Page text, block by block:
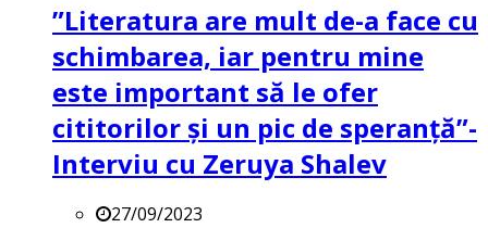
”Literatura are mult de-a face cu
schimbarea, iar pentru mine
este important să le ofer
cititorilor și un pic de speranță”-
Interviu cu Zeruya Shalev
27/09/2023